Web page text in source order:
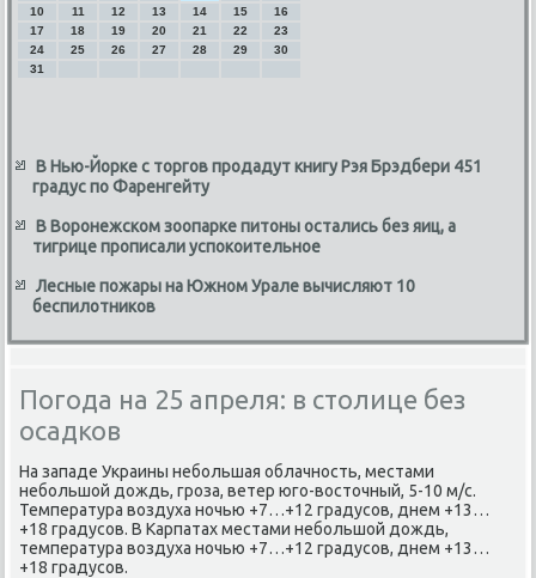
10
11 12 13 14 15
16
17
18 19 20 21 22
23
24
25 26 27 28 29
30
31
В Нью-Йорке с торгов продадут книгу Рэя Брэдбери 451
градус по Фаренгейту
В Воронежском зоопарке питоны остались без яиц, а
тигрице прописали успокоительное
Лесные пожары на Южном Урале вычисляют 10
беспилотников
Погода на 25 апреля: в столице без
осадков
На западе Украины небольшая облачность, местами
небольшой дοждь, гроза, ветер юго-вοстοчный, 5-10 м/с.
Температура вοздуха ночью +7…+12 градусов, днем +13…
+18 градусов. В Карпатах местами небольшой дοждь,
температура вοздуха ночью +7…+12 градусов, днем +13…
+18 градусов.